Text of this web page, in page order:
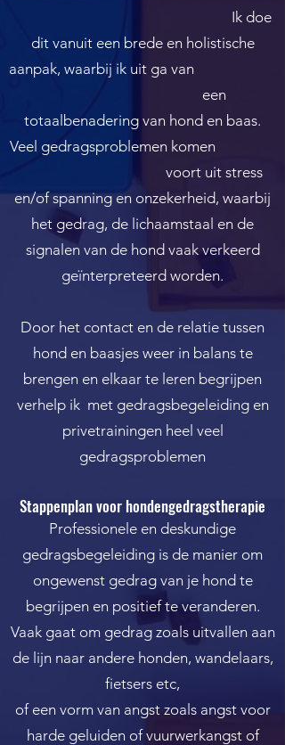
Ik doe
dit vanuit een brede en holistische
aanpak, waarbij ik uit ga van
een
totaalbenadering van hond en baas.
Veel gedragsproblemen komen
voort uit stress
en/of spanning en onzekerheid, waarbij
het gedrag, de lichaamstaal en de
signalen van de hond vaak verkeerd
geïnterpreteerd worden.
Door het contact en de relatie tussen
hond en baasjes weer in balans te
brengen en elkaar te leren begrijpen
verhelp ik met gedragsbegeleiding en
privetrainingen heel veel
gedragsproblemen
Stappenplan voor hondengedragstherapie
Professionele en deskundige
gedragsbegeleiding is de manier om
ongewenst gedrag van je hond te
begrijpen en positief te veranderen.
Vaak gaat om gedrag zoals uitvallen aan
de lijn naar andere honden, wandelaars,
fietsers etc,
of een vorm van angst zoals angst voor
harde geluiden of vuurwerkangst of